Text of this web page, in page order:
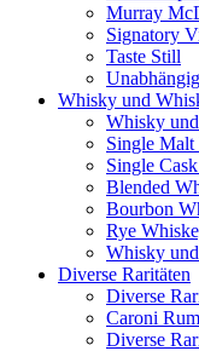
Murray
Signatory
Taste Still
Whisky und
Whisky
Single
Single
Blended
Bourbon
Rye
Whisky
Diverse Raritäten
Diverse
Caroni Rum
Diverse